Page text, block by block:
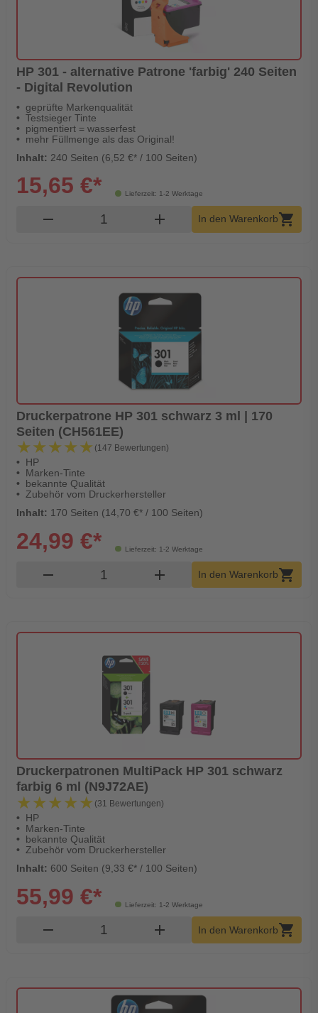
HP 301 - alternative Patrone 'farbig' 240 Seiten
- Digital Revolution
geprüfte Markenqualität
Testsieger Tinte
pigmentiert = wasserfest
mehr Füllmenge als das Original!
Inhalt: 240 Seiten (6,52 €* / 100 Seiten)
Lieferzeit: 1-2 Werktage
15,65 €*
remove Produkt Warenkorb Menge
add In den Warenkorbshopping_cart
Druckerpatrone HP 301 schwarz 3 ml | 170
Seiten (CH561EE)
★★★★★
★★★★★ (147 Bewertungen)
HP
Marken-Tinte
bekannte Qualität
Zubehör vom Druckerhersteller
Inhalt: 170 Seiten (14,70 €* / 100 Seiten)
Lieferzeit: 1-2 Werktage
24,99 €*
remove Produkt Warenkorb Menge
add In den Warenkorbshopping_cart
Druckerpatronen MultiPack HP 301 schwarz
farbig 6 ml (N9J72AE)
★★★★★
★★★★★ (31 Bewertungen)
HP
Marken-Tinte
bekannte Qualität
Zubehör vom Druckerhersteller
Inhalt: 600 Seiten (9,33 €* / 100 Seiten)
Lieferzeit: 1-2 Werktage
55,99 €*
remove Produkt Warenkorb Menge
add In den Warenkorbshopping_cart